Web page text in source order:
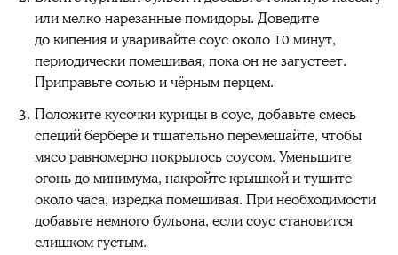
или мелко нарезанные помидоры. Доведите
до кипения и уваривайте соус около 10 минут,
периодически помешивая, пока он не загустеет.
Приправьте солью и чёрным перцем.
Положите кусочки курицы в соус, добавьте смесь
специй бербере и тщательно перемешайте, чтобы
мясо равномерно покрылось соусом. Уменьшите
огонь до минимума, накройте крышкой и тушите
около часа, изредка помешивая. При необходимости
добавьте немного бульона, если соус становится
слишком густым.